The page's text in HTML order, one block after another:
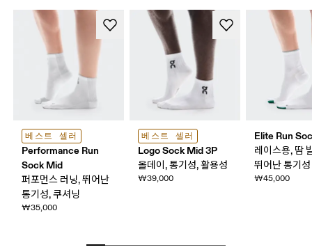
베스트 셀러
Performance Run
Sock Mid
퍼포먼스 러닝, 뛰어난
통기성, 쿠셔닝
₩35,000
베스트 셀러
Logo Sock Mid 3P
올데이, 통기성, 활용성
₩39,000
Elite Run
레이스용, 땀
뛰어난 통기성
₩45,000